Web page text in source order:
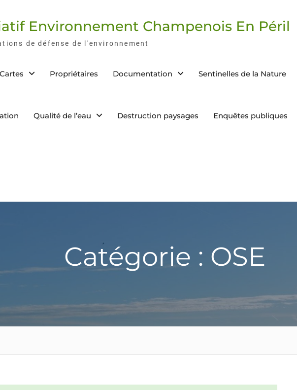
Environnement Champenois En Péril
de défense de l'environnement
Cartes Propriétaires Documentation Sentinelles de la Nature
Qualité de l’eau Destruction paysages Enquêtes publiques
Catégorie : OSE